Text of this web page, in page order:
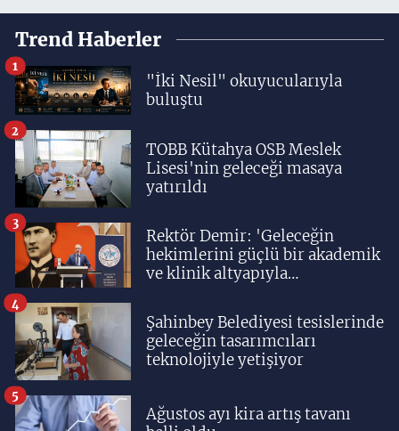
Trend Haberler
"İki Nesil" okuyucularıyla
buluştu
1
TOBB Kütahya OSB Meslek
Lisesi'nin geleceği masaya
yatırıldı
2
Rektör Demir: 'Geleceğin
hekimlerini güçlü bir akademik
ve klinik altyapıyla
3
Şahinbey Belediyesi tesislerinde
geleceğin tasarımcıları
teknolojiyle yetişiyor
4
Ağustos ayı kira artış tavanı
5